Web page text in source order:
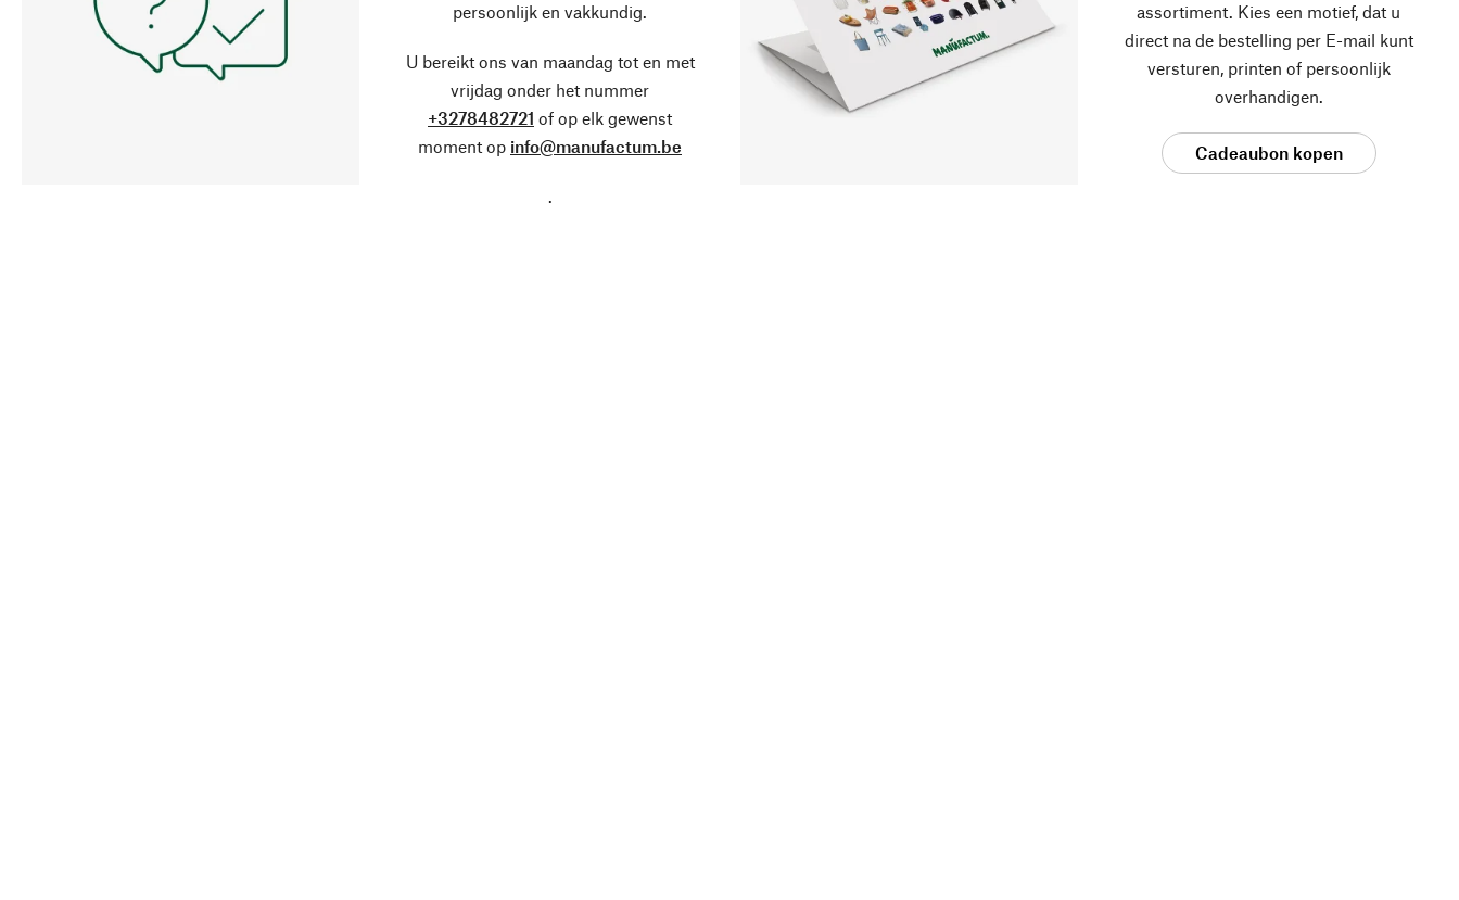
persoonlijk en vakkundig.
U bereikt ons van maandag tot en met
vrijdag onder het nummer
+3278482721 of op elk gewenst
moment op info@manufactum.be
.
assortiment. Kies een motief, dat u
direct na de bestelling per E-mail kunt
versturen, printen of persoonlijk
overhandigen.
Cadeaubon kopen